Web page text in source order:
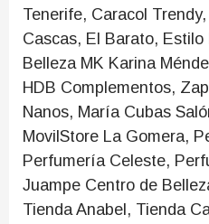
Tenerife, Caracol
Cascas, El Barato,
Belleza MK Karina
HDB Complementos,
Nanos, María Cubas
MovilStore La Gomera,
Perfumería Celeste,
Juampe Centro de
Tienda Anabel, Tienda